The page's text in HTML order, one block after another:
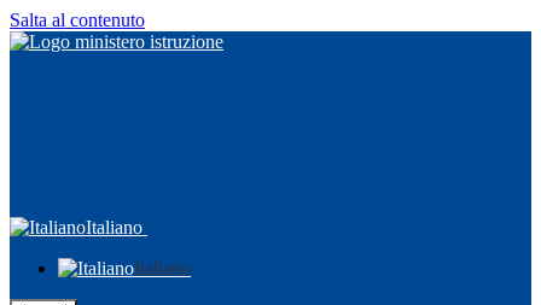
Salta al contenuto
Italiano
Italiano